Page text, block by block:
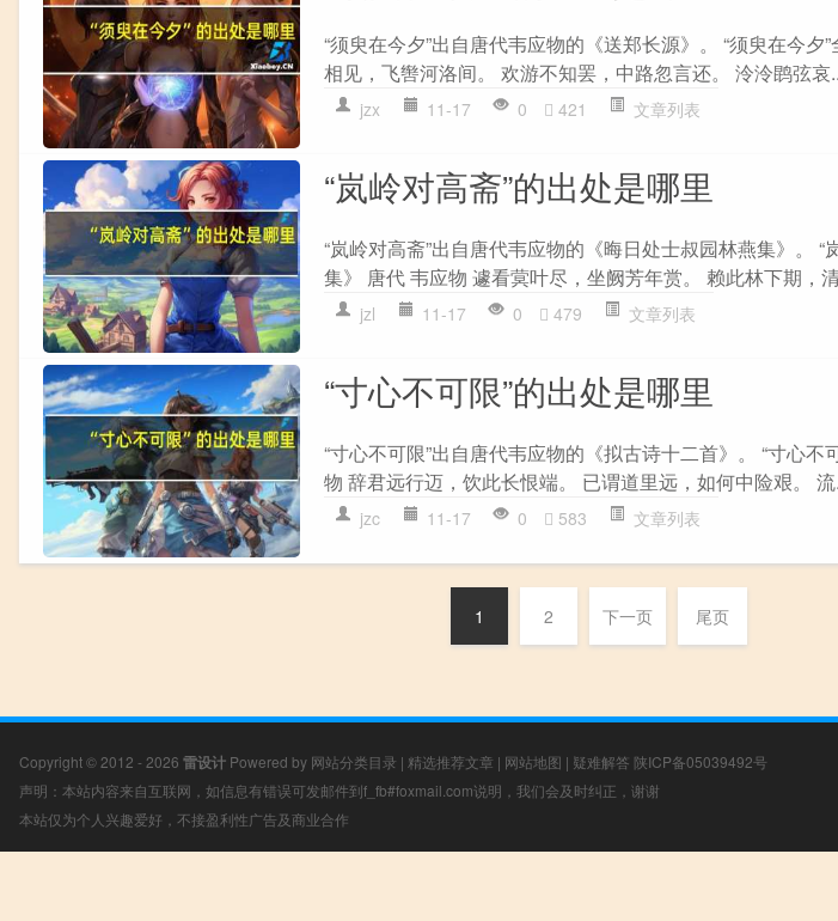
“须臾在今夕”出自唐代韦应物的《送郑长源》。 “须臾在今
相见，飞辔河洛间。 欢游不知罢，中路忽言还。 泠泠鹍弦哀
jzx 11-17 0 421 文章列表
“岚岭对高斋”的出处是哪里
“岚岭对高斋”出自唐代韦应物的《晦日处士叔园林燕集》。
集》 唐代 韦应物 遽看蓂叶尽，坐阙芳年赏。 赖此林下期，
jzl 11-17 0 479 文章列表
“寸心不可限”的出处是哪里
“寸心不可限”出自唐代韦应物的《拟古诗十二首》。 “寸心
物 辞君远行迈，饮此长恨端。 已谓道里远，如何中险艰。 流
jzc 11-17 0 583 文章列表
1 2 下一页 尾页
Copyright © 2012 - 2026 雷设计 Powered by 网站分类目录 | 精选推荐文章 | 网站地图 | 疑难解答 陕ICP备05039492号
声明：本站内容来自互联网，如信息有错误可发邮件到f_fb#foxmail.com说明，我们会及时纠正，谢谢
本站仅为个人兴趣爱好，不接盈利性广告及商业合作